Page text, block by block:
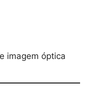
imagem óptica